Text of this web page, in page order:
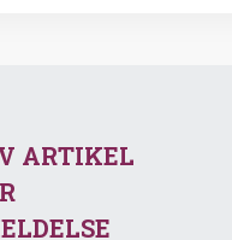
ARTIKEL